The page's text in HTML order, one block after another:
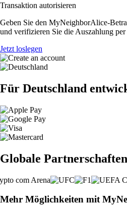
Transaktion autorisieren
Geben Sie den MyNeighborAlice-
und verifizieren Sie die Auszahlung
Jetzt loslegen
Für Deutschland
Globale Partnerschaften
Mehr Möglichkeiten mit